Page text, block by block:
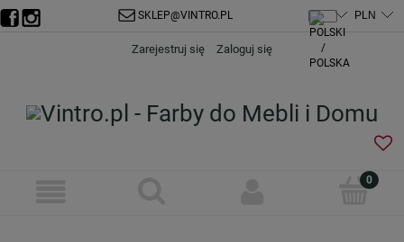
SKLEP@VINTRO.PL
Zarejestruj się Zaloguj się